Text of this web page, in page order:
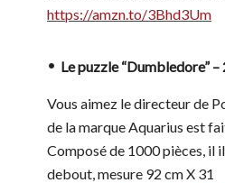
https://amzn.to/3Bhd3Um
Le puzzle “Dumbledore”
Vous aimez le directeur de
de la marque Aquarius est
Composé de 1000 pièces, il
debout, mesure 92 cm X 31